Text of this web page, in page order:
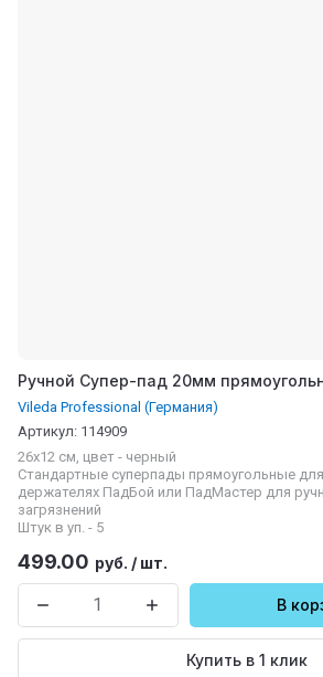
Ручной Супер-пад 20мм
Vileda Professional (Германия)
Артикул: 114909
26x12 см, цвет - черный
Cтандартные суперпады прямоугольные
держателях ПадБой или ПадМастер для
загрязнений
Штук в уп. - 5
499.00 руб. / шт.
В
Купить в 1 клик